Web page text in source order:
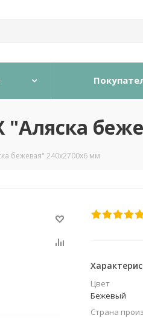
бежевая" 240х2700х6 мм
Цвет
Бежевый
Страна